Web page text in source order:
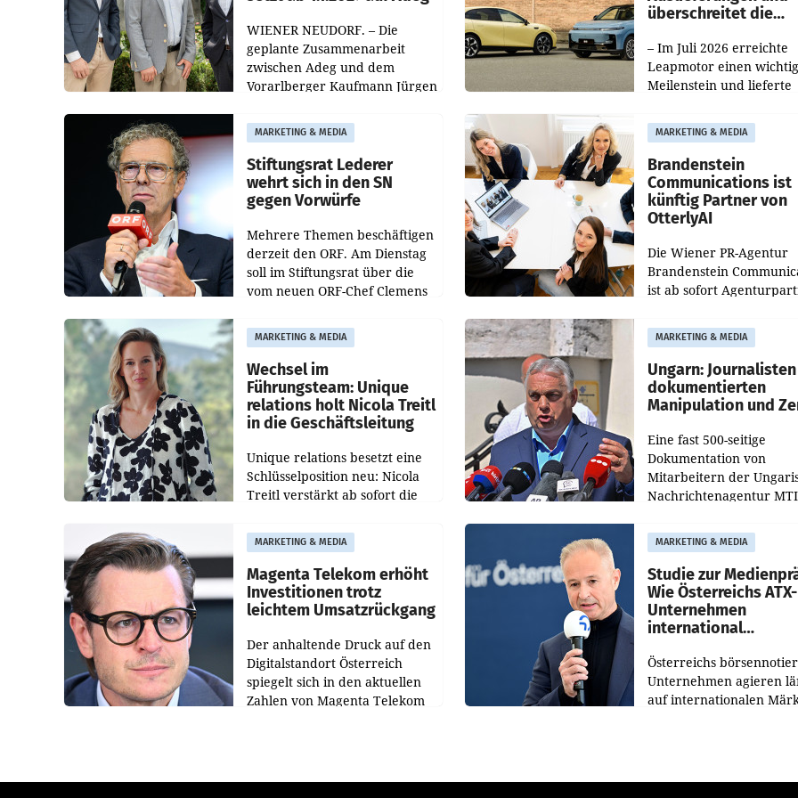
WIENER NEUDORF. – Die
geplante Zusammenarbeit
zwischen Adeg und dem
Vorarlberger Kaufmann Jürgen
freigegeben: Die
Bundeswettbewerbsbehörde
und der Bundeskartellanwalt
überschreitet die
– Im Juli 2026 erreichte
Leapmotor einen
Meilenstein und lieferte
aus, womit sich das
gegenüber Juli 2025
verdoppelte (+102
MARKETING & MEDIA
Stiftungsrat Lederer
wehrt sich in den SN
gegen Vorwürfe
Mehrere Themen beschäftigen
derzeit den ORF. Am Dienstag
soll im Stiftungsrat über die
vom neuen ORF-Chef Clemens
Besetzungen für die
Direktionen abgestimmt
werden.
MARKETING & MEDIA
Brandenstein
Communications ist
künftig Partner von
OtterlyAI
Die Wiener PR-Agentur
Brandenstein
ist ab sofort
Optimierungsplattform
OtterlyAI. Damit baut die
Agentur ihr
MARKETING & MEDIA
Wechsel im
Führungsteam: Unique
relations holt Nicola Treitl
in die Geschäftsleitung
Unique relations besetzt eine
Schlüsselposition neu: Nicola
Treitl verstärkt ab sofort die
PR-Agentur an der Seite von
Josef Kalina und Anna Kalina-
Mahr.
MARKETING & MEDIA
Ungarn: Journalisten
dokumentierten
Manipulation und
Eine fast 500-seitige
Dokumentation von
Mitarbeitern der
Nachrichtenagentur
Manipulation und Zensur
der Agentur während
MARKETING & MEDIA
Magenta Telekom erhöht
Investitionen trotz
leichtem Umsatzrückgang
Der anhaltende Druck auf den
Digitalstandort Österreich
spiegelt sich in den aktuellen
Zahlen von Magenta Telekom
MARKETING & MEDIA
Studie zur
Wie Österreichs ATX-
Unternehmen
international
Österreichs
Unternehmen agieren
auf internationalen